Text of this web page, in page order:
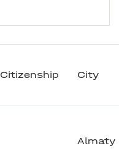
Citizenship City
Almaty